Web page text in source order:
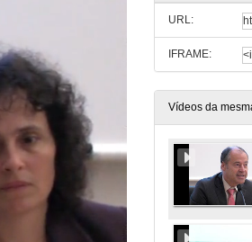
URL:
IFRAME:
Vídeos da